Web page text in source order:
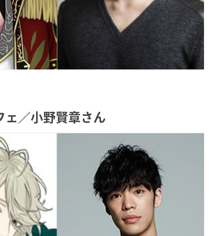
ェ／小野賢章さん